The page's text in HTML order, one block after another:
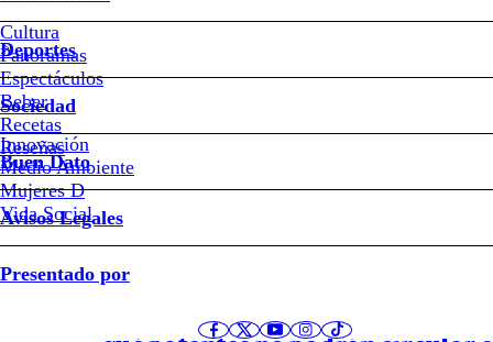
Cultura
Panoramas
Espectáculos
Beber
Recetas
Reseñas
Deportes
Sociedad
Innovación
Medio Ambiente
Mujeres D
Vida Social
Buen Dato
Avisos Legales
Presentado por
Martín
Arrau
tras
caída
del
Notas relacionadas
13 de Junio de 2026
RM bajo preemergencia